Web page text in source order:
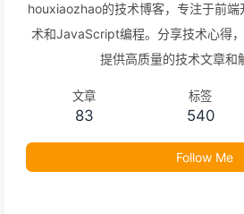
houxiaozhao的技术博客，专注于前
术和JavaScript编程。分享技术心得
提供高质量的技术文章和
文章
83
标签
540
Follow Me